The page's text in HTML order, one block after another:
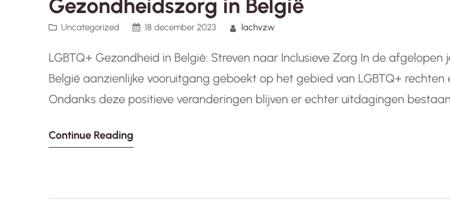
Gezondheidszorg in België
Uncategorized 18 december 2023 lachvzw
LGBTQ+ Gezondheid in België: Streven naar Inclusieve Zorg In de afgelopen
België aanzienlijke vooruitgang geboekt op het gebied van LGBTQ+ rechten
Ondanks deze positieve veranderingen blijven er echter uitdagingen
belang dat we blijven streven naar…
Continue Reading